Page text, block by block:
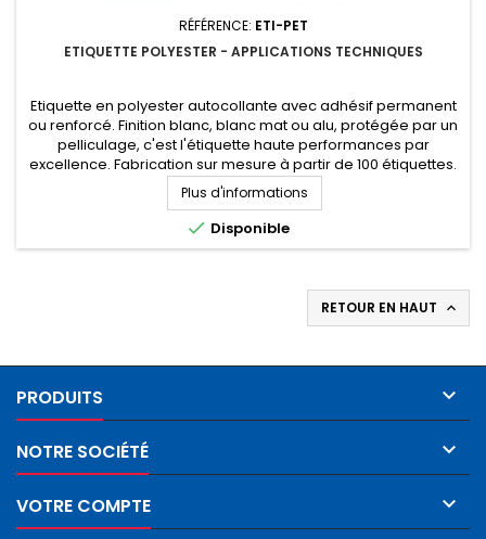
RÉFÉRENCE: ETI-PET
ETIQUETTE POLYESTER - APPLICATIONS TECHNIQUES
Etiquette en polyester autocollante avec adhésif permanent
ou renforcé. Finition blanc, blanc mat ou alu, protégée par un
pelliculage, c'est l'étiquette haute performances par
excellence. Fabrication sur mesure à partir de 100 étiquettes.
Demandez votre devis personnalisé
Plus d'informations
 Disponible
RETOUR EN HAUT 
PRODUITS 
NOTRE SOCIÉTÉ 
VOTRE COMPTE 